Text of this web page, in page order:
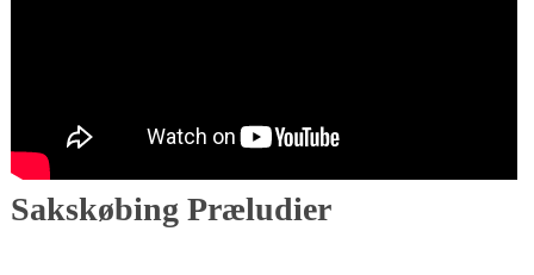
Sakskøbing Præludier